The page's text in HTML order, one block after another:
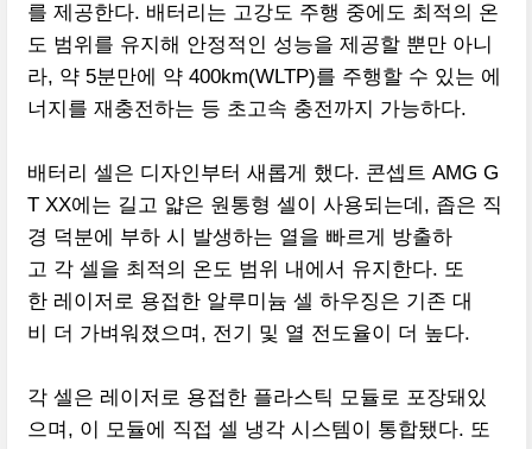
를 제공한다. 배터리는 고강도 주행 중에도 최적의 온
도 범위를 유지해 안정적인 성능을 제공할 뿐만 아니
라, 약 5분만에 약 400km(WLTP)를 주행할 수 있는 에
너지를 재충전하는 등 초고속 충전까지 가능하다.
배터리 셀은 디자인부터 새롭게 했다. 콘셉트 AMG G
T XX에는 길고 얇은 원통형 셀이 사용되는데, 좁은 직
경 덕분에 부하 시 발생하는 열을 빠르게 방출하
고 각 셀을 최적의 온도 범위 내에서 유지한다. 또
한 레이저로 용접한 알루미늄 셀 하우징은 기존 대
비 더 가벼워졌으며, 전기 및 열 전도율이 더 높다.
각 셀은 레이저로 용접한 플라스틱 모듈로 포장돼있
으며, 이 모듈에 직접 셀 냉각 시스템이 통합됐다. 또